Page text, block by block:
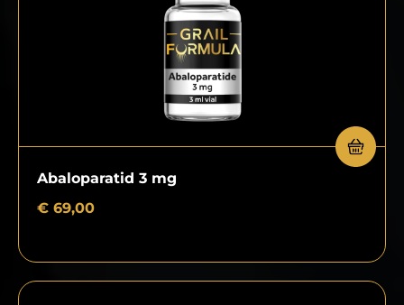
Abaloparatid 3 mg
€ 69,00